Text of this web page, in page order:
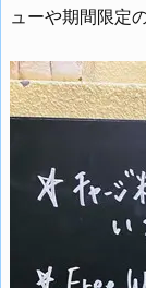
ューや期間限定